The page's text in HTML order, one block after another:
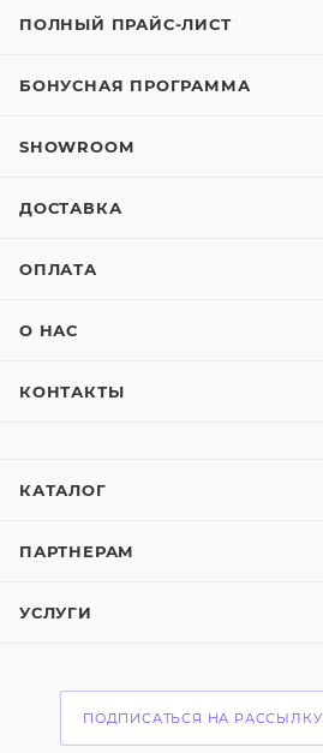
ПОЛНЫЙ ПРАЙС-ЛИСТ
БОНУСНАЯ ПРОГРАММА
SHOWROOM
ДОСТАВКА
ОПЛАТА
О НАС
КОНТАКТЫ
КАТАЛОГ
ПАРТНЕРАМ
УСЛУГИ
ПОДПИСАТЬСЯ НА РАССЫЛКУ